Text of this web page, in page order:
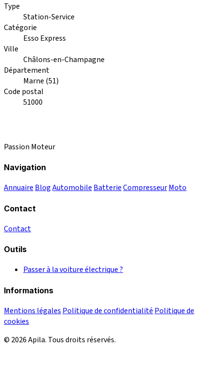
Type
Station-Service
Catégorie
Esso Express
Ville
Châlons-en-Champagne
Département
Marne (51)
Code postal
51000
Passion Moteur
Navigation
Annuaire BlogAutomobile BatterieCompresseurMoto
Contact
Contact
Outils
Passer à la voiture électrique ?
Informations
Mentions légales Politique de confidentialité Politique de
cookies
© 2026 Apila. Tous droits réservés.